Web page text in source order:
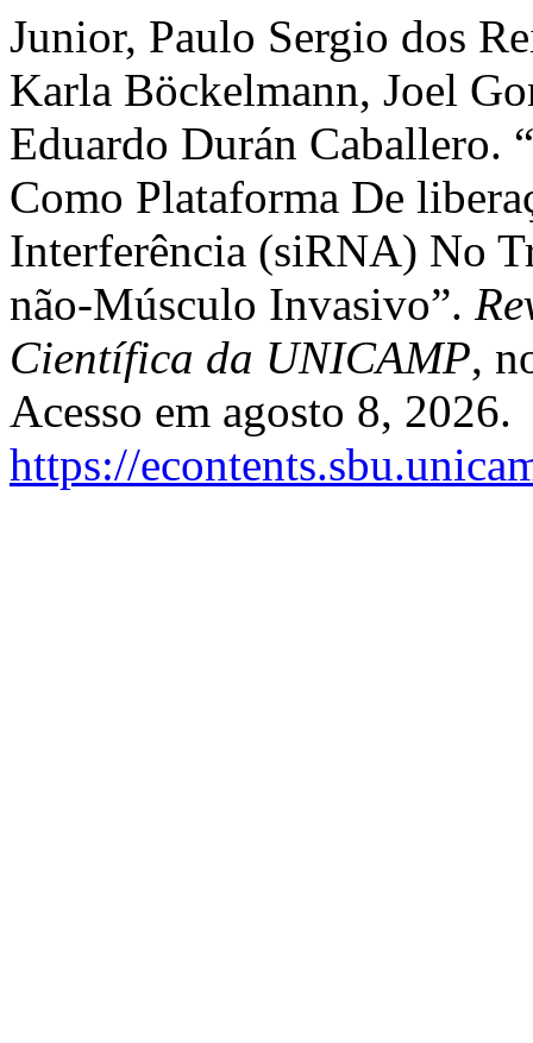
Junior, Paulo Sergio dos
Karla Böckelmann, Joel
Eduardo Durán Caballero.
Como Plataforma De
Interferência (siRNA) No
não-Músculo Invasivo”.
Científica da UNICAMP,
Acesso em agosto 8, 2026.
https://